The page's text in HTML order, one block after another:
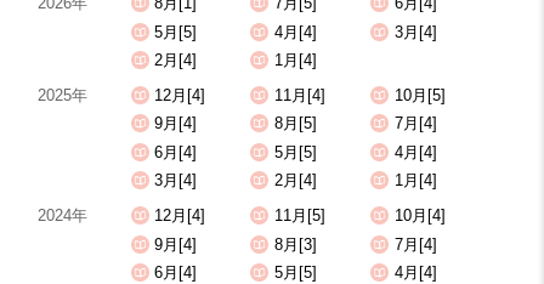
5月[5]
4月[4]
3月[4]
2月[4]
1月[4]
2025年
12月[4] 11月[4]
10月[5]
9月[4]
8月[5]
7月[4]
6月[4]
5月[5]
4月[4]
3月[4]
2月[4]
1月[4]
2024年
12月[4] 11月[5]
10月[4]
9月[4]
8月[3]
7月[4]
6月[4]
5月[5]
4月[4]